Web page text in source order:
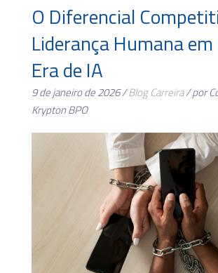
O Diferencial
Liderança Humana
Era de IA
9 de janeiro de 2026 /Blog Carreira/ por
Krypton BPO